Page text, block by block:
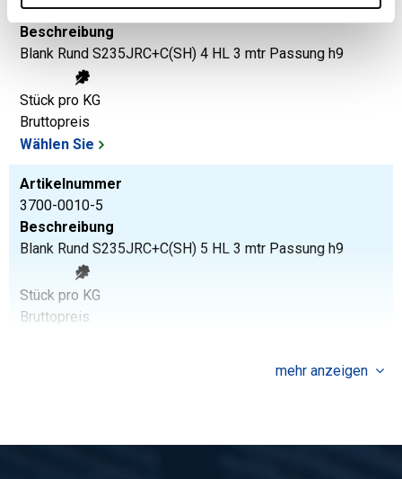
3700-0010-4
Beschreibung
Blank Rund S235JRC+C(SH) 4 HL 3 mtr Passung h9
Stück pro KG
Bruttopreis
Wählen Sie
Artikelnummer
3700-0010-5
Beschreibung
Blank Rund S235JRC+C(SH) 5 HL 3 mtr Passung h9
Stück pro KG
Bruttopreis
Blank Rund S235JRC+C(SH) 6 HL 3 mtr Passung h9
mehr anzeigen